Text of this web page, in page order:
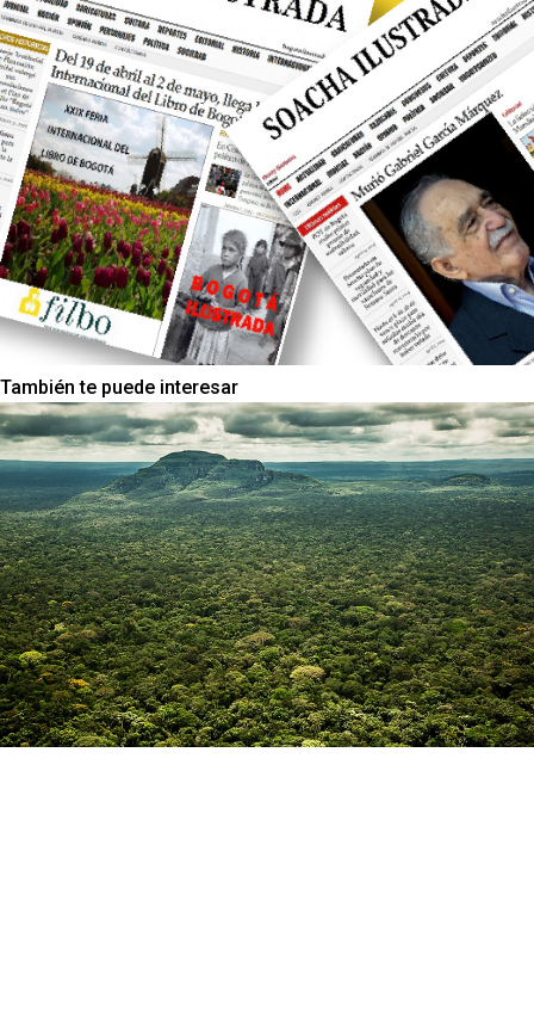
También te puede interesar